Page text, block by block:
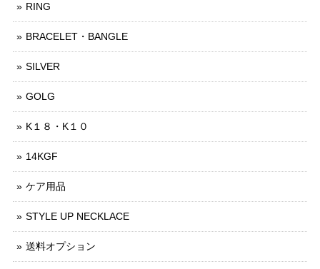
RING
BRACELET・BANGLE
SILVER
GOLG
K１８・K１０
14KGF
ケア用品
STYLE UP NECKLACE
送料オプション